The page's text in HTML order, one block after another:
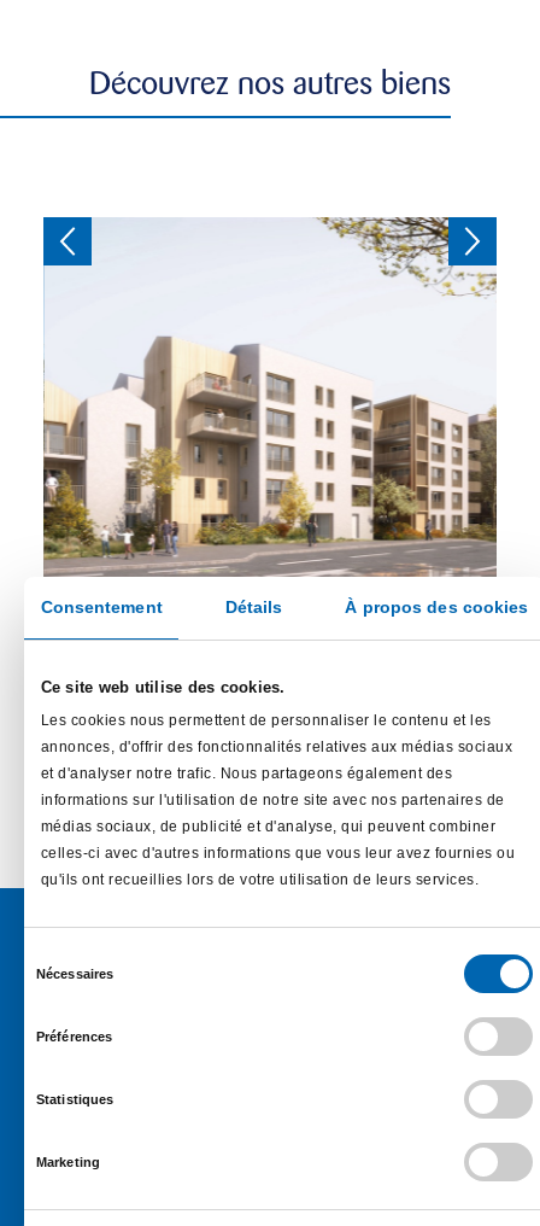
Consentement Détails À propos des cookies
Ce site web utilise des cookies.
Les cookies nous permettent de personnaliser le contenu et les
annonces, d'offrir des fonctionnalités relatives aux médias sociaux
et d'analyser notre trafic. Nous partageons également des
informations sur l'utilisation de notre site avec nos partenaires de
médias sociaux, de publicité et d'analyse, qui peuvent combiner
celles-ci avec d'autres informations que vous leur avez fournies ou
qu'ils ont recueillies lors de votre utilisation de leurs services.
Nécessaires
Préférences
Statistiques
Marketing
Découvrez nos autres biens
Lécousse –
d’entreprises
En savoir plus…